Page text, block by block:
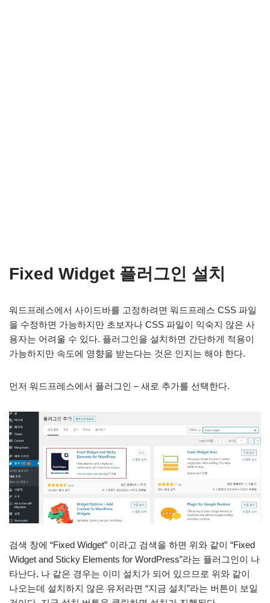
Fixed Widget 플러그인 설치
워드프레스에서 사이드바를 고정하려면 워드프레스 CSS 파일
을 수정하면 가능하지만 초보자나 CSS 파일이 익숙지 않은 사
용자는 어려울 수 있다. 플러그인을 설치하면 간단하게 적용이
가능하지만 속도에 영향을 받는다는 것은 인지는 해야 한다.
먼저 워드프레스에서 플러그인 – 새로 추가를 선택한다.
검색 창에 “Fixed Widget” 이라고 검색을 하면 위와 같이 “Fixed
Widget and Sticky Elements for WordPress”라는 플러그인이 나
타난다. 나 같은 경우는 이미 설치가 되어 있으므로 위와 같이
나오는데 설치하지 않은 유저라면 “지금 설치”라는 버튼이 보일